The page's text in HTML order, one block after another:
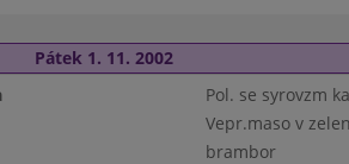
Pátek 1. 11. 2002
Pol. se syrovzm
Vepr.maso v
brambor